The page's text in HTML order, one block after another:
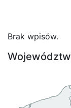
Brak wpisów.